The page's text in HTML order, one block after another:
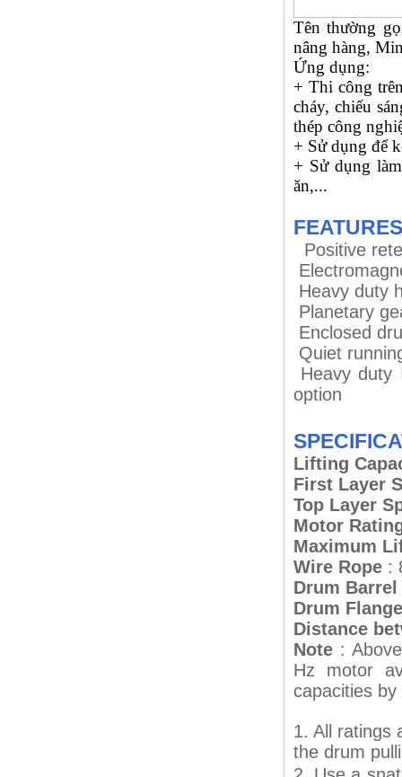
Tên thường
nâng hàng,
Ứng dụng:
+ Thi công
cháy, chiếu
thép công
+ Sử dụng để
+ Sử dụng
ăn,...
FEATURES
Positive
Heavy duty
Planetary
Enclosed
Quiet
Heavy duty
option
Lifting
First Layer
Top Layer
Motor
Maximum
Wire Rope :
Drum
Drum
Distance
Note :
Hz motor
capacities
1. All ratings
the drum